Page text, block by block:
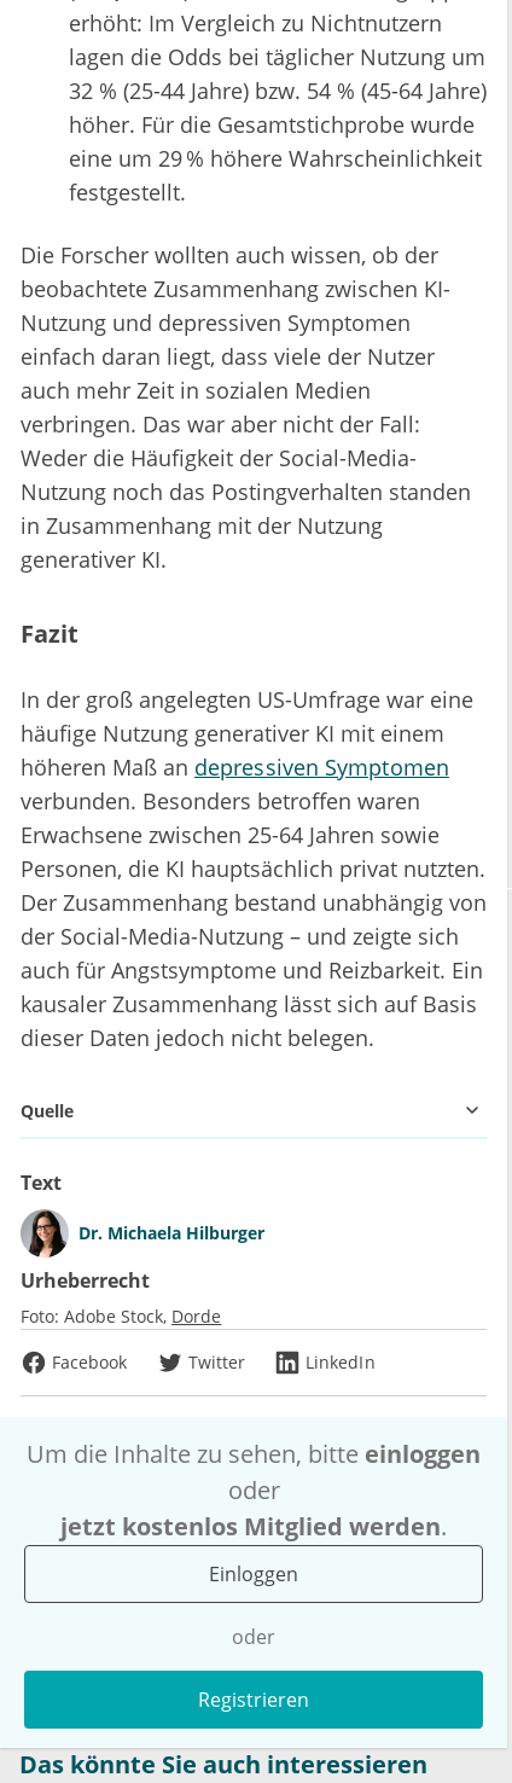
erhöht: Im Vergleich zu Nichtnutzern
lagen die Odds bei täglicher Nutzung um
32 % (25-44 Jahre) bzw. 54 % (45-64 Jahre)
höher. Für die Gesamtstichprobe wurde
eine um 29 % höhere Wahrscheinlichkeit
festgestellt.
Die Forscher wollten auch wissen, ob der
beobachtete Zusammenhang zwischen KI-
Nutzung und depressiven Symptomen
einfach daran liegt, dass viele der Nutzer
auch mehr Zeit in sozialen Medien
verbringen. Das war aber nicht der Fall:
Weder die Häufigkeit der Social-Media-
Nutzung noch das Postingverhalten standen
in Zusammenhang mit der Nutzung
generativer KI.
Fazit
In der groß angelegten US-Umfrage war eine
häufige Nutzung generativer KI mit einem
höheren Maß an depressiven Symptomen
verbunden. Besonders betroffen waren
Erwachsene zwischen 25-64 Jahren sowie
Personen, die KI hauptsächlich privat nutzten.
Der Zusammenhang bestand unabhängig von
der Social-Media-Nutzung – und zeigte sich
auch für Angstsymptome und Reizbarkeit. Ein
kausaler Zusammenhang lässt sich auf Basis
dieser Daten jedoch nicht belegen.
Quelle
Text
Dr. Michaela Hilburger
Urheberrecht
Foto: Adobe Stock Dorde
Facebook
Twitter LinkedIn
Um die Inhalte zu sehen, bitte einloggen
oder
jetzt kostenlos Mitglied werden.
Einloggen
oder
Registrieren
Das könnte Sie auch interessieren